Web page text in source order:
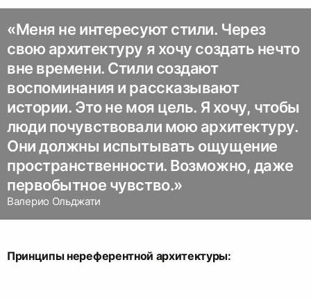
«Меня не интересуют стили. Через
свою архитектуру я хочу создать нечто
вне времени. Стили создают
воспоминания и рассказывают
истории. Это не моя цель. Я хочу, чтобы
люди почувствовали мою архитектуру.
Они должны испытывать ощущение
пространственности. Возможно, даже
первобытное чувство.»
Валерио Ольджати
Принципы нереферентной архитектуры: